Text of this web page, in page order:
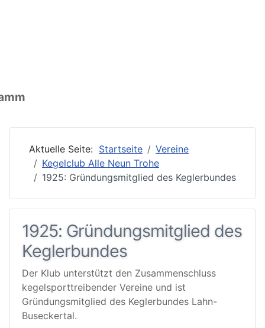
Aktuelle Seite: Startseite
Vereine
Kegelclub Alle Neun Trohe
1925: Gründungsmitglied des Keglerbundes
1925: Gründungsmitglied des
Keglerbundes
Der Klub unterstützt den Zusammenschluss
kegelsporttreibender Vereine und ist
Gründungsmitglied des Keglerbundes Lahn-
Buseckertal.